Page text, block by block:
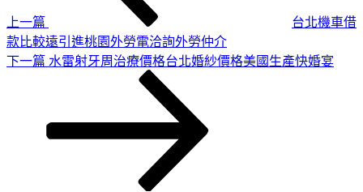
上一篇
台北機車借
款比較遠引進桃園外勞電洽詢外勞仲介
下
下一篇 水雷射牙周治療價格台北婚紗價格美國生產快婚宴